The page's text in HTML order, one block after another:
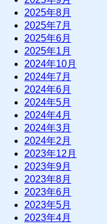
2025年8月
2025年7月
2025年6月
2025年1月
2024年10月
2024年7月
2024年6月
2024年5月
2024年4月
2024年3月
2024年2月
2023年12月
2023年9月
2023年8月
2023年6月
2023年5月
2023年4月